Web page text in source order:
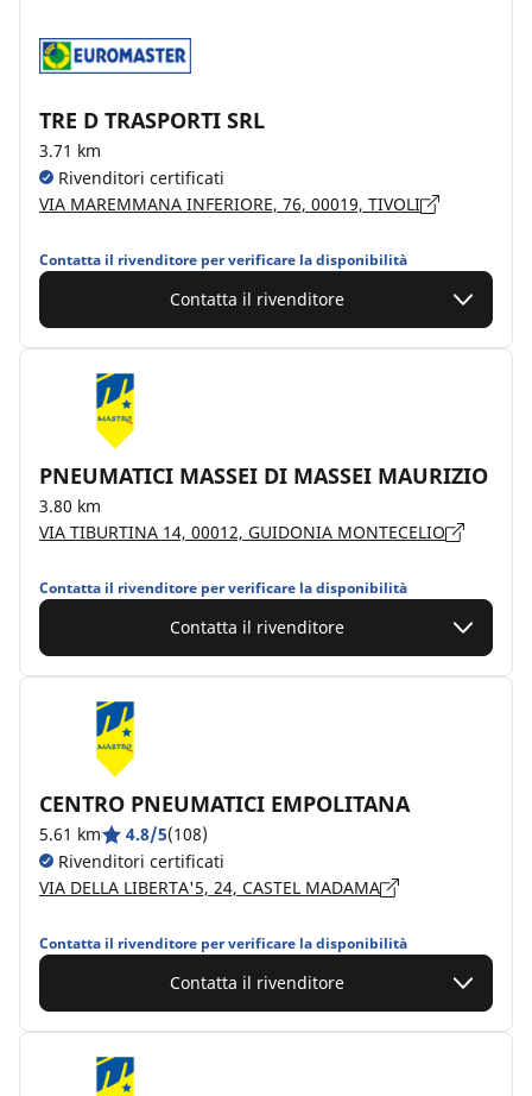
TRE D TRASPORTI SRL
3.71 km
Rivenditori certificati
VIA MAREMMANA INFERIORE, 76, 00019, TIVOLI
Contatta il rivenditore per verificare la disponibilità
Contatta il rivenditore
PNEUMATICI MASSEI DI MASSEI MAURIZIO
3.80 km
VIA TIBURTINA 14, 00012, GUIDONIA MONTECELIO
Contatta il rivenditore per verificare la disponibilità
Contatta il rivenditore
CENTRO PNEUMATICI EMPOLITANA
5.61 km 4.8/5(108)
Rivenditori certificati
VIA DELLA LIBERTA'5, 24, CASTEL MADAMA
Contatta il rivenditore per verificare la disponibilità
Contatta il rivenditore